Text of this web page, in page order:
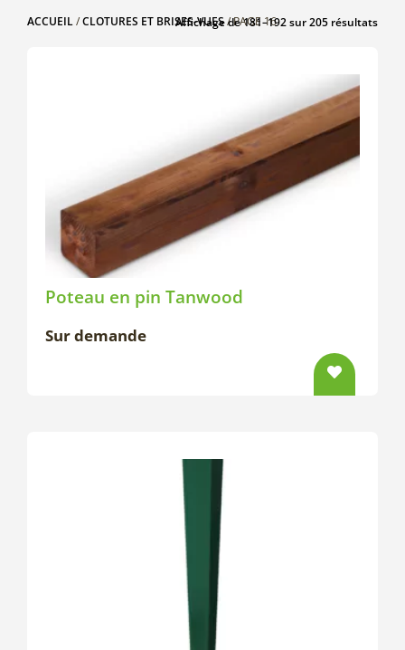
ACCUEIL/CLOTURES ET BRISES-VUES/ PAGE 16
Affichage de 181–192 sur 205 résultats
Poteau en pin Tanwood
Sur demande